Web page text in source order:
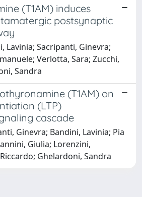
(T1AM) induces
postsynaptic
Lavinia; Sacripanti, Ginevra;
Verlotta, Sara; Zucchi,
Sandra
(T1AM) on
(LTP)
cascade
Ginevra; Bandini, Lavinia; Pia
Giulia; Lorenzini,
Ghelardoni, Sandra